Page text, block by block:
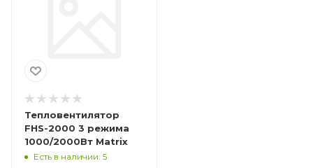
Тепловентилятор
FHS-2000 3 режима
1000/2000Вт Matrix
Есть в наличии: 5